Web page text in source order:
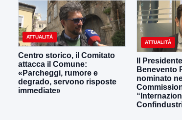
ATTUALITÀ
Centro storico, il Comitato
attacca il Comune:
«Parcheggi, rumore e
degrado, servono risposte
immediate»
ATTUALITÀ
Il
Benevento
nominato